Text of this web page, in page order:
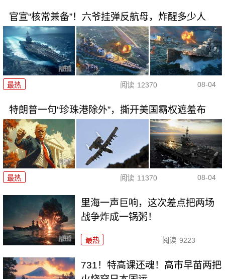
官宣“核常兼备”！六爷挂弹反航母，炸醒多少人
最热 阅读 12370 08-04
特朗普一句“珍珠港除外”，撕开美国霸权遮羞布
最热 阅读 11370 08-04
里海一声巨响，这次差点把两场
战争炸成一锅粥！
最热 阅读 9223
731！特高课还魂！高市早苗两把